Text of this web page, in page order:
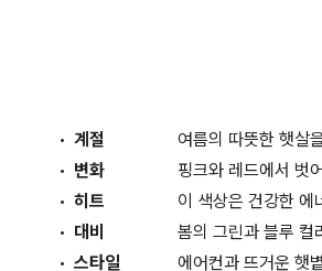
계절
여름의 따뜻한 햇살
변화
핑크와 레드에서 벗
히트
이 색상은 건강한 에
대비
봄의 그린과 블루 컬
스타일
에어컨과 뜨거운 햇